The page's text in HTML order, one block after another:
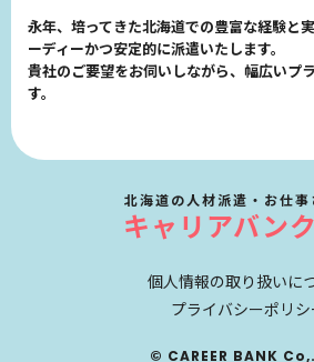
永年、培ってきた北海道での豊富な経験と
ーディーかつ安定的に派遣いたします。
貴社のご要望をお伺いしながら、幅広いプ
す。
北海道の人材派遣・お仕事
キャリアバン
個人情報の取り扱いに
プライバシーポリシ
© CAREER BANK